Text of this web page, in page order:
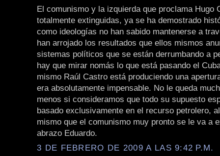
El comunismo y la izquierda que proclama Hugo
totalmente extinguidas, ya se ha demostrado
como ideologías no han sabido mantenerse a
han arrojado los resultados que ellos mismos
sistemas políticos que se están derrumbando a
hay que mirar nomás lo que está pasando el
mismo Raúl Castro está produciendo una
era absolutamente impensable. No le queda
menos si consideramos que todo su supuesto
basado exclusivamente en el recurso petrolero,
mismo que el comunismo muy pronto se le va a
abrazo Eduardo.
3 DE FEBRERO DE 2009 A LAS 9:42 P.M.